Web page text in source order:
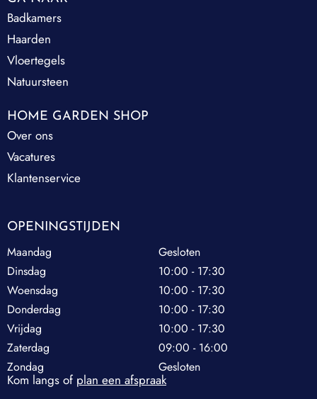
Badkamers
Haarden
Vloertegels
Natuursteen
HOME GARDEN SHOP
Over ons
Vacatures
Klantenservice
OPENINGSTIJDEN
Maandag
Gesloten
Dinsdag
10:00 - 17:30
Woensdag
10:00 - 17:30
Donderdag
10:00 - 17:30
Vrijdag
10:00 - 17:30
Zaterdag
09:00 - 16:00
Zondag
Gesloten
Kom langs of plan een afspraak